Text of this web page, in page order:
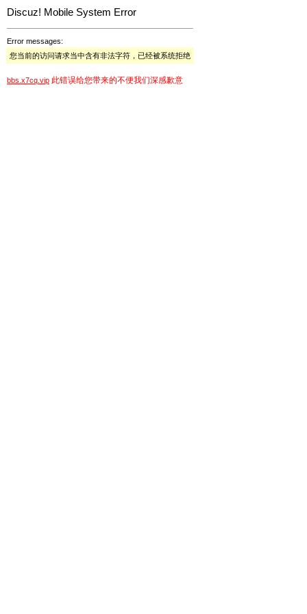
Discuz! Mobile System Error
Error messages:
您当前的访问请求当中含有非法字符，已经被系统拒绝
bbs.x7cq.vip 此错误给您带来的不便我们深感歉意